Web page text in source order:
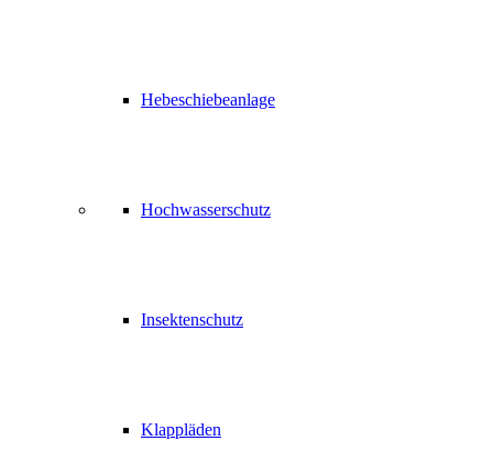
Hebeschiebeanlage
Hochwasserschutz
Insektenschutz
Klappläden